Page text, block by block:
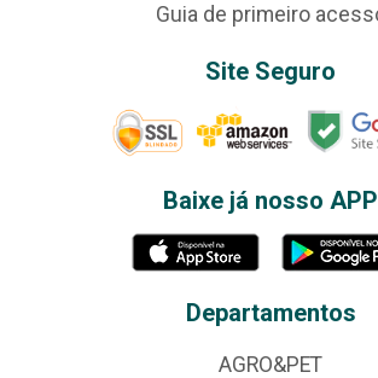
Guia de primeiro
Site Seguro
Baixe já nosso APP
Departamentos
AGRO&PET